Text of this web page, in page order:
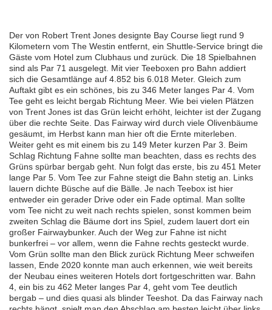
Der von Robert Trent Jones designte Bay Course liegt rund 9
Kilometern vom The Westin entfernt, ein Shuttle-Service bringt die
Gäste vom Hotel zum Clubhaus und zurück. Die 18 Spielbahnen
sind als Par 71 ausgelegt. Mit vier Teeboxen pro Bahn addiert
sich die Gesamtlänge auf 4.852 bis 6.018 Meter. Gleich zum
Auftakt gibt es ein schönes, bis zu 346 Meter langes Par 4. Vom
Tee geht es leicht bergab Richtung Meer. Wie bei vielen Plätzen
von Trent Jones ist das Grün leicht erhöht, leichter ist der Zugang
über die rechte Seite. Das Fairway wird durch viele Olivenbäume
gesäumt, im Herbst kann man hier oft die Ernte miterleben.
Weiter geht es mit einem bis zu 149 Meter kurzen Par 3. Beim
Schlag Richtung Fahne sollte man beachten, dass es rechts des
Grüns spürbar bergab geht. Nun folgt das erste, bis zu 451 Meter
lange Par 5. Vom Tee zur Fahne steigt die Bahn stetig an. Links
lauern dichte Büsche auf die Bälle. Je nach Teebox ist hier
entweder ein gerader Drive oder ein Fade optimal. Man sollte
vom Tee nicht zu weit nach rechts spielen, sonst kommen beim
zweiten Schlag die Bäume dort ins Spiel, zudem lauert dort ein
großer Fairwaybunker. Auch der Weg zur Fahne ist nicht
bunkerfrei – vor allem, wenn die Fahne rechts gesteckt wurde.
Vom Grün sollte man den Blick zurück Richtung Meer schweifen
lassen, Ende 2020 konnte man auch erkennen, wie weit bereits
der Neubau eines weiteren Hotels dort fortgeschritten war. Bahn
4, ein bis zu 462 Meter langes Par 4, geht vom Tee deutlich
bergab – und dies quasi als blinder Teeshot. Da das Fairway nach